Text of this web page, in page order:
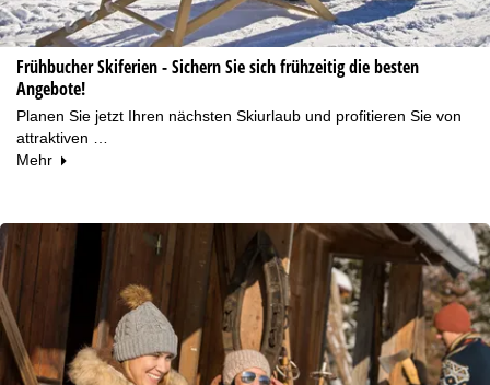
Frühbucher Skiferien - Sichern Sie sich frühzeitig die besten
Angebote!
Planen Sie jetzt Ihren nächsten Skiurlaub und profitieren Sie von
attraktiven …
Mehr